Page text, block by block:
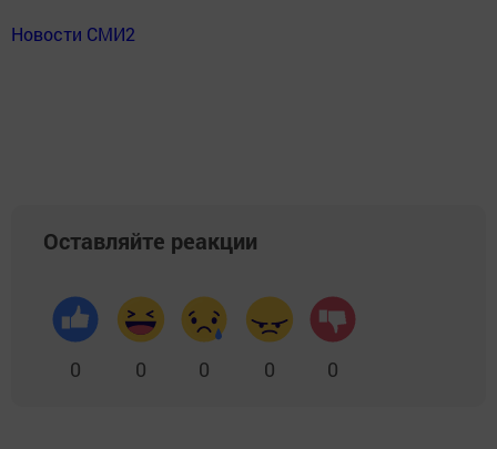
Новости СМИ2
Оставляйте реакции
0 0 0 0 0